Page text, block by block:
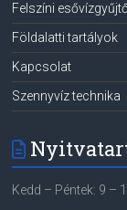
Felszíni
Földalatti tartályok
Kapcsolat
Szennyvíz technika
Kedd – Péntek: 9 –